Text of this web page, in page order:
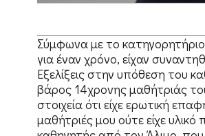
Σύμφωνα με το
για έναν χρόνο, είχαν
Εξελίξεις στην υπόθεση του
βάρος 14χρονης μαθήτριάς
στοιχεία ότι είχε ερωτική
μαθήτριές μου ούτε είχε